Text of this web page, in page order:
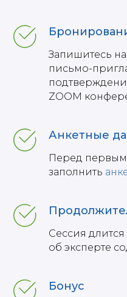
Запишитесь
письмо-
ZOOM
Анкетные
Перед
заполнить
Сессия
об эксперте
Бонус